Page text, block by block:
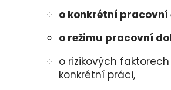
o konkrétní pracovní
o režimu pracovní
o rizikových
konkrétní práci,